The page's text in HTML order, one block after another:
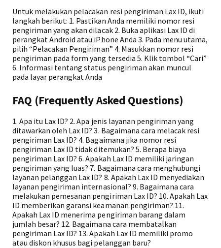
Untuk melakukan pelacakan resi pengiriman Lax ID, ikuti
langkah berikut: 1. Pastikan Anda memiliki nomor resi
pengiriman yang akan dilacak 2. Buka aplikasi Lax ID di
perangkat Android atau iPhone Anda 3. Pada menu utama,
pilih “Pelacakan Pengiriman” 4. Masukkan nomor resi
pengiriman pada form yang tersedia 5. Klik tombol “Cari”
6. Informasi tentang status pengiriman akan muncul
pada layar perangkat Anda
FAQ (Frequently Asked Questions)
1. Apa itu Lax ID? 2. Apa jenis layanan pengiriman yang
ditawarkan oleh Lax ID? 3. Bagaimana cara melacak resi
pengiriman Lax ID? 4. Bagaimana jika nomor resi
pengiriman Lax ID tidak ditemukan? 5. Berapa biaya
pengiriman Lax ID? 6. Apakah Lax ID memiliki jaringan
pengiriman yang luas? 7. Bagaimana cara menghubungi
layanan pelanggan Lax ID? 8. Apakah Lax ID menyediakan
layanan pengiriman internasional? 9. Bagaimana cara
melakukan pemesanan pengiriman Lax ID? 10. Apakah Lax
ID memberikan garansi keamanan pengiriman? 11.
Apakah Lax ID menerima pengiriman barang dalam
jumlah besar? 12. Bagaimana cara membatalkan
pengiriman Lax ID? 13. Apakah Lax ID memiliki promo
atau diskon khusus bagi pelanggan baru?